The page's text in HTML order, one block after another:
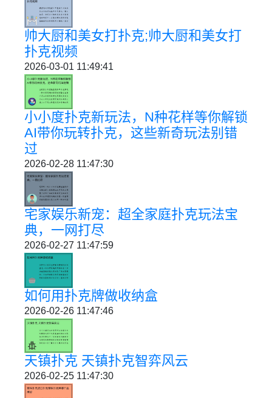
帅大厨和美女打扑克;帅大厨和美女打
扑克视频
2026-03-01 11:49:41
小小度扑克新玩法，N种花样等你解锁
AI带你玩转扑克，这些新奇玩法别错
过
2026-02-28 11:47:30
宅家娱乐新宠：超全家庭扑克玩法宝
典，一网打尽
2026-02-27 11:47:59
如何用扑克牌做收纳盒
2026-02-26 11:47:46
天镇扑克 天镇扑克智弈风云
2026-02-25 11:47:30